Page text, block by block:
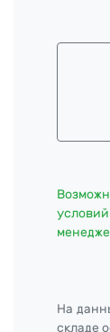
На
складе